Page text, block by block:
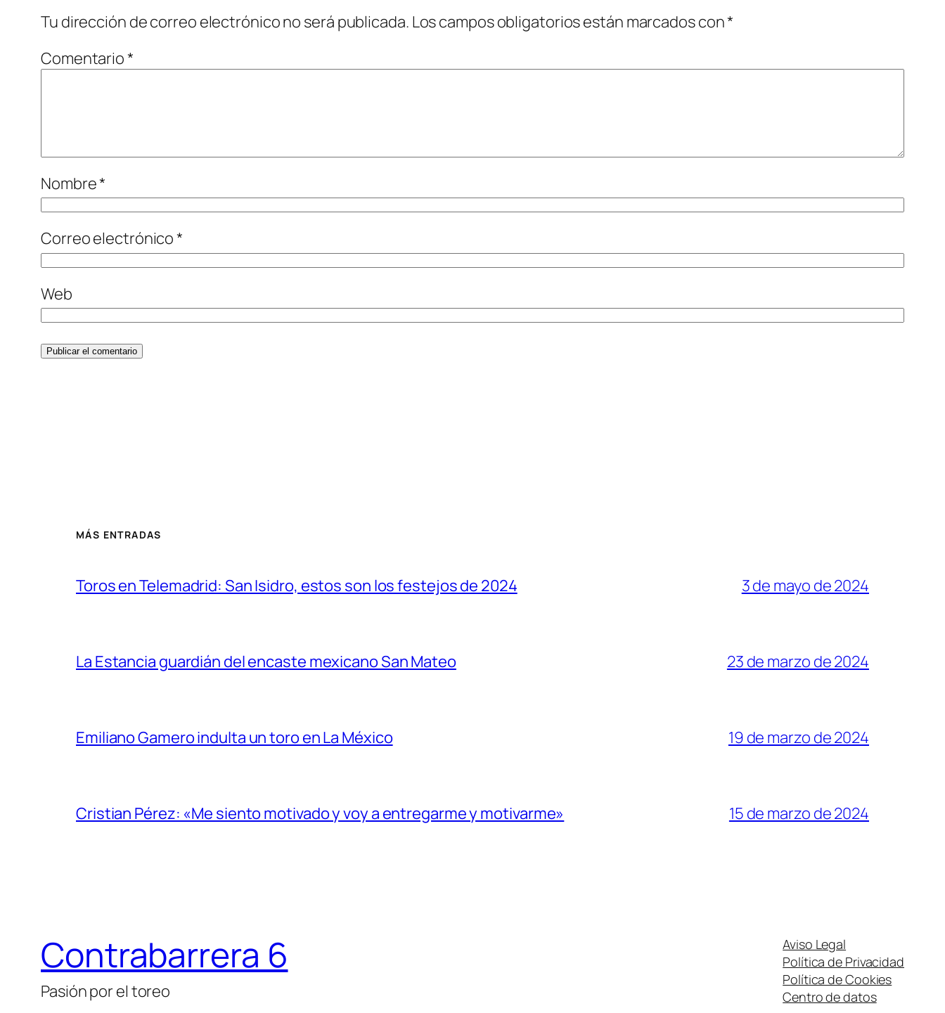
Tu dirección de correo electrónico no será publicada. Los campos obligatorios están marcados con*
Comentario*
Nombre*
Correo electrónico*
Web
MÁS ENTRADAS
Toros en Telemadrid: San Isidro, estos son los festejos de 2024 3 de mayo de 2024
La Estancia guardián del encaste mexicano San Mateo 23 de marzo de 2024
Emiliano Gamero indulta un toro en La México 19 de marzo de 2024
Cristian Pérez: «Me siento motivado y voy a entregarme y motivarme» 15 de marzo de 2024
Contrabarrera 6
Pasión por el toreo
Aviso Legal
Política de Privacidad
Política de Cookies
Centro de datos